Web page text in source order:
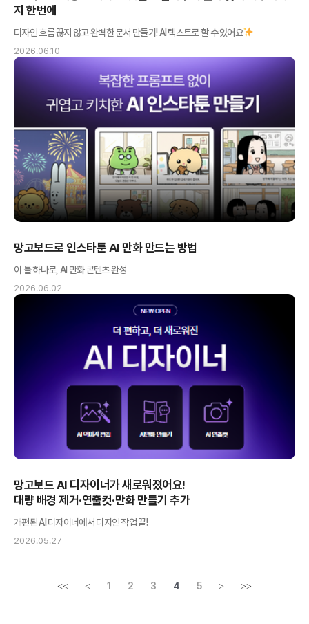
지 한번에
디자인 흐름 끊지 않고 완벽한 문서 만들기! AI 텍스트로 할 수 있어요
2026.06.10
망고보드로 인스타툰 AI 만화 만드는 방법
이 툴 하나로, AI 만화 콘텐츠 완성
2026.06.02
망고보드 AI 디자이너가 새로워졌어요!
대량 배경 제거·연출컷·만화 만들기 추가
개편된 AI 디자이너에서 디자인 작업 끝!
2026.05.27
<< < 1 2 3 4 5 > >>